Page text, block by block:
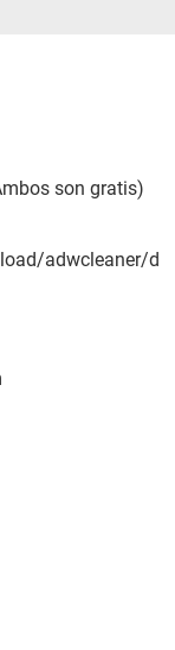
son gratis)
adwcleaner/d